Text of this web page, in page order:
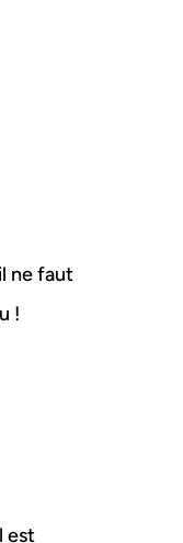
ne faut
!
est